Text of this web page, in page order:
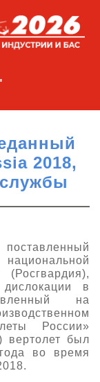
2018,
в
на
России»
вертолет был
во время